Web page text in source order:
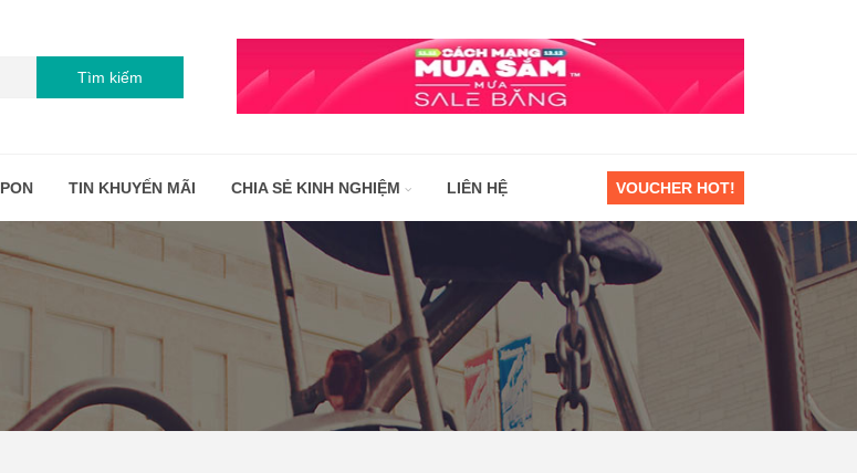
Tìm kiếm
TIN KHUYẾN MÃI CHIA SẺ KINH NGHIỆM LIÊN HỆ VOUCHER HOT!